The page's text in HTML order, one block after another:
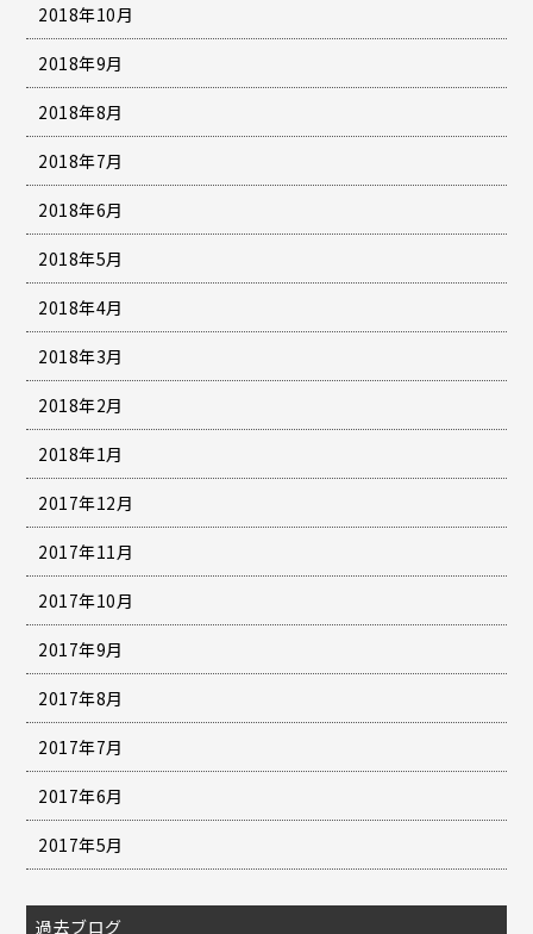
2018年10月
2018年9月
2018年8月
2018年7月
2018年6月
2018年5月
2018年4月
2018年3月
2018年2月
2018年1月
2017年12月
2017年11月
2017年10月
2017年9月
2017年8月
2017年7月
2017年6月
2017年5月
過去ブログ